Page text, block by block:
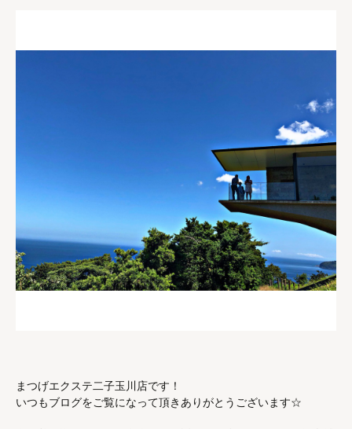
まつげエクステ二子玉川店です！
いつもブログをご覧になって頂きありがとうございます☆